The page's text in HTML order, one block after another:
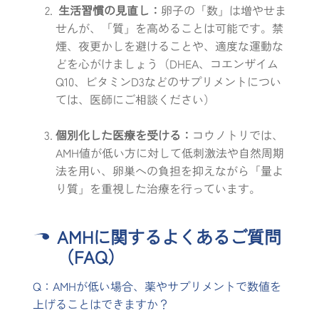
生活習慣の見直し： 卵子の「数」は増やせま
せんが、「質」を高めることは可能です。禁
煙、夜更かしを避けることや、適度な運動な
どを心がけましょう（DHEA、コエンザイム
Q10、ビタミンD3などのサプリメントについ
ては、医師にご相談ください）
個別化した医療を受ける： コウノトリでは、
AMH値が低い方に対して低刺激法や自然周期
法を用い、卵巣への負担を抑えながら「量よ
り質」を重視した治療を行っています。
AMHに関するよくあるご質問
（FAQ）
Q：AMHが低い場合、薬やサプリメントで数値を
上げることはできますか？